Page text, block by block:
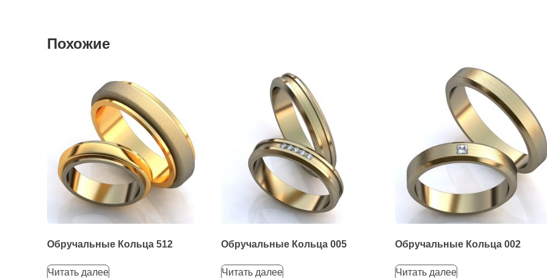
Похожие
Обручальные Кольца 512
Читать далее
Обручальные Кольца 005
Читать далее
Обручальные Кольца 002
Читать далее